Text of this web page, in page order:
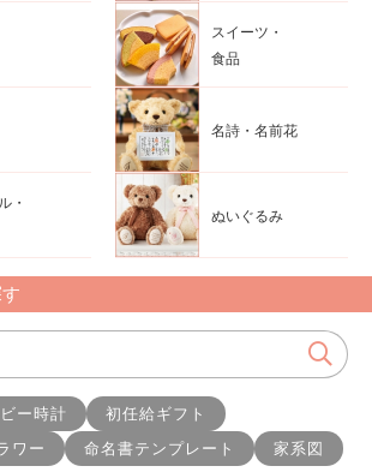
スイーツ・
食品
名詩・名前花
・
ぬいぐるみ
ー時計
初任給ギフト
ワー
命名書テンプレート 家系図